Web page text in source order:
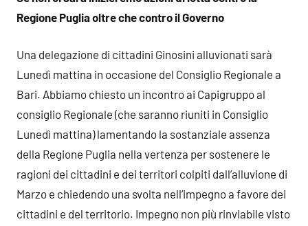
Regione Puglia oltre che contro il Governo
Una delegazione di cittadini Ginosini alluvionati sarà
Lunedì mattina in occasione del Consiglio Regionale a
Bari. Abbiamo chiesto un incontro ai Capigruppo al
consiglio Regionale (che saranno riuniti in Consiglio
Lunedì mattina) lamentando la sostanziale assenza
della Regione Puglia nella vertenza per sostenere le
ragioni dei cittadini e dei territori colpiti dall’alluvione di
Marzo e chiedendo una svolta nell’impegno a favore dei
cittadini e del territorio. Impegno non più rinviabile visto